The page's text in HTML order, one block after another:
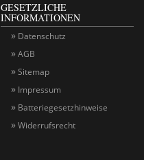
GESETZLICHE
INFORMATIONEN
Datenschutz
AGB
Sitemap
Impressum
Batteriegesetzhinweise
Widerrufsrecht